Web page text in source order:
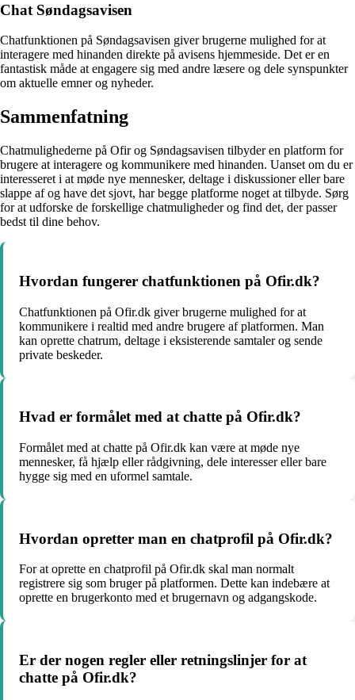
Chat Søndagsavisen
Chatfunktionen på Søndagsavisen giver brugerne mulighed for at
interagere med hinanden direkte på avisens hjemmeside. Det er en
fantastisk måde at engagere sig med andre læsere og dele synspunkter
om aktuelle emner og nyheder.
Sammenfatning
Chatmulighederne på Ofir og Søndagsavisen tilbyder en platform for
brugere at interagere og kommunikere med hinanden. Uanset om du er
interesseret i at møde nye mennesker, deltage i diskussioner eller bare
slappe af og have det sjovt, har begge platforme noget at tilbyde. Sørg
for at udforske de forskellige chatmuligheder og find det, der passer
bedst til dine behov.
Hvordan fungerer chatfunktionen på Ofir.dk?
Chatfunktionen på Ofir.dk giver brugerne mulighed for at
kommunikere i realtid med andre brugere af platformen. Man
kan oprette chatrum, deltage i eksisterende samtaler og sende
private beskeder.
Hvad er formålet med at chatte på Ofir.dk?
Formålet med at chatte på Ofir.dk kan være at møde nye
mennesker, få hjælp eller rådgivning, dele interesser eller bare
hygge sig med en uformel samtale.
Hvordan opretter man en chatprofil på Ofir.dk?
For at oprette en chatprofil på Ofir.dk skal man normalt
registrere sig som bruger på platformen. Dette kan indebære at
oprette en brugerkonto med et brugernavn og adgangskode.
Er der nogen regler eller retningslinjer for at
chatte på Ofir.dk?